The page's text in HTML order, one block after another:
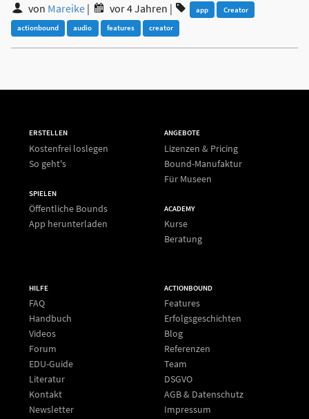
von Mareike | vor 4 Jahren | app
Creator
actionbound
audio features creator
ERSTELLEN
Kostenfrei loslegen
So geht's
SPIELEN
Öffentliche Bounds
App herunterladen
ANGEBOTE
Lizenzen & Pricing
Bound-Manufaktur
Für Museen
ACADEMY
Kurse
Beratung
HILFE
FAQ
Handbuch
Videos
Forum
EDU-Guide
Literatur
Kontakt
Newsletter
ACTIONBOUND
Features
Erfolgsgeschichten
Blog
Referenzen
Team
DSGVO
AGB & Datenschutz
Impressum